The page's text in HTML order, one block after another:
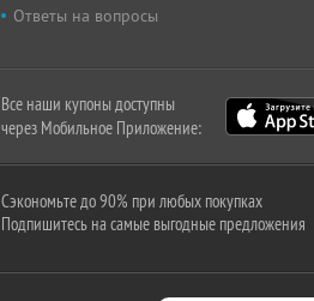
Ответы на вопросы
Все наши купоны доступны
через Мобильное Приложение:
Сэкономьте до 90% при любых покупках
Подпишитесь на самые выгодные предложения